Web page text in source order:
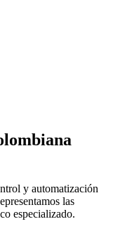
y automatización
las
especializado.